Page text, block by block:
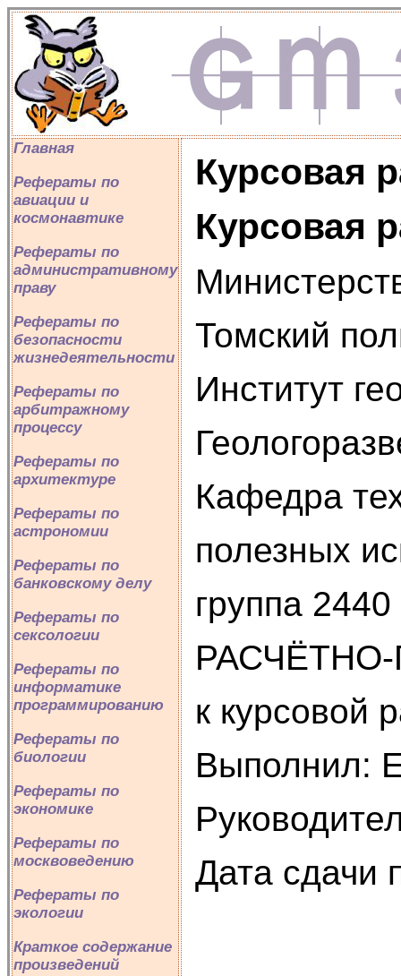
Главная
Рефераты по
авиации и
космонавтике
Рефераты по
административному
праву
Рефераты по
безопасности
жизнедеятельности
Рефераты по
арбитражному
процессу
Рефераты по
архитектуре
Рефераты по
астрономии
Рефераты по
банковскому делу
Рефераты по
сексологии
Рефераты по
информатике
программированию
Рефераты по
биологии
Рефераты по
экономике
Рефераты по
москвоведению
Рефераты по
экологии
Краткое содержание
произведений
Курсовая
Курсовая
Томский
Институт
Кафедра
полезных
группа 2440
к курсовой
Выполнил:
Дата сдачи